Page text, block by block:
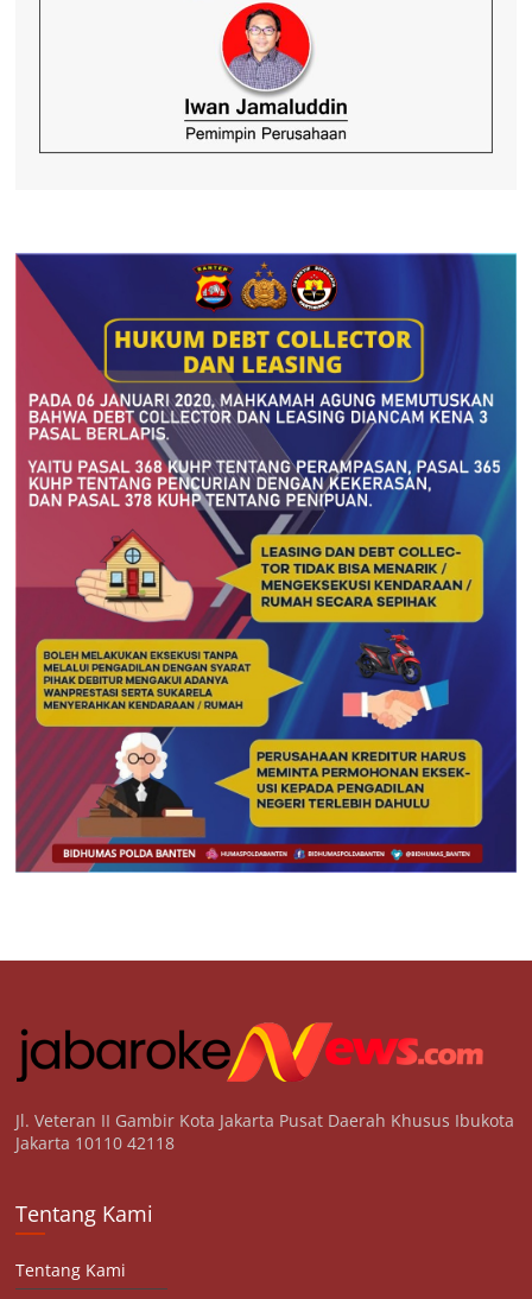
Jl. Veteran II Gambir Kota Jakarta Pusat Daerah Khusus Ibukota
Jakarta 10110 42118
Tentang Kami
Tentang Kami